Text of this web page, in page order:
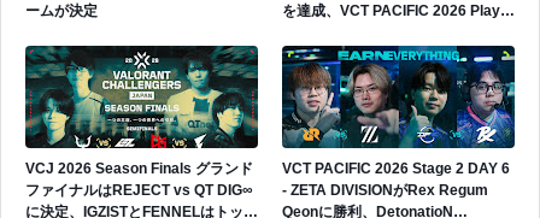
ームが決定
を達成、VCT PACIFIC 2026 Play-
VCJ 2026 Season Finals グランド
ファイナルはREJECT vs QT DIG∞
に決定、IGZISTとFENNELはトップ
VCT PACIFIC 2026 Stage 2 DAY 6
- ZETA DIVISIONがRex Regum
Qeonに勝利、DetonatioN